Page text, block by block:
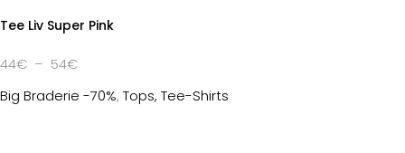
Tee Liv Super Pink
44€ – 54€Plage
Big Braderie -70%, Tops, Tee-Shirts